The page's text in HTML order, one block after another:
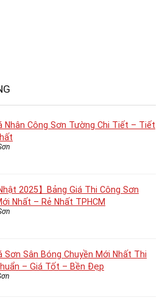
Nhân Công Sơn Tường Chi Tiết – Tiết
Nhật 2025】Bảng Giá Thi Công Sơn
Nhất – Rẻ Nhất TPHCM
Sơn Sân Bóng Chuyền Mới Nhất Thi
– Giá Tốt – Bền Đẹp